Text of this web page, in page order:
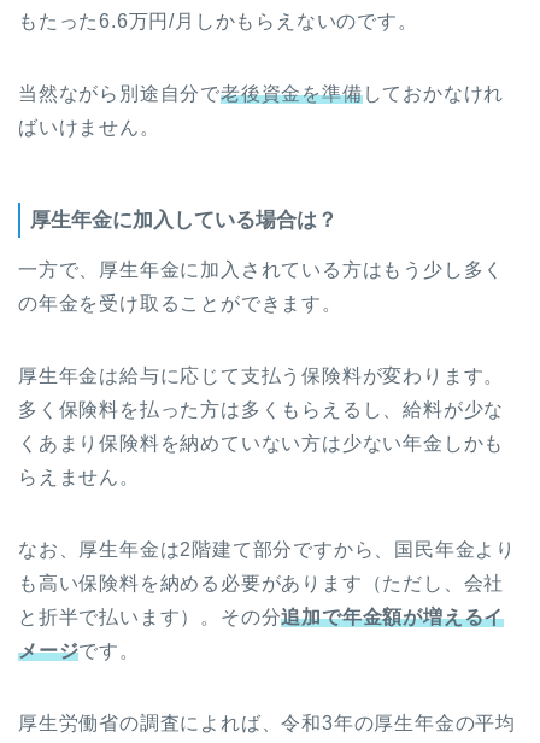
もたった6.6万円/月しかもらえないのです。
当然ながら別途自分で老後資金を準備しておかなけれ
ばいけません。
厚生年金に加入している場合は？
一方で、厚生年金に加入されている方はもう少し多く
の年金を受け取ることができます。
厚生年金は給与に応じて支払う保険料が変わります。
多く保険料を払った方は多くもらえるし、給料が少な
くあまり保険料を納めていない方は少ない年金しかも
らえません。
なお、厚生年金は2階建て部分ですから、国民年金より
も高い保険料を納める必要があります（ただし、会社
と折半で払います）。その分追加で年金額が増えるイ
メージです。
厚生労働省の調査によれば、令和3年の厚生年金の平均